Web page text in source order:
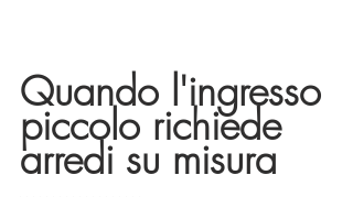
Quando l'ingresso
piccolo richiede
arredi su misura